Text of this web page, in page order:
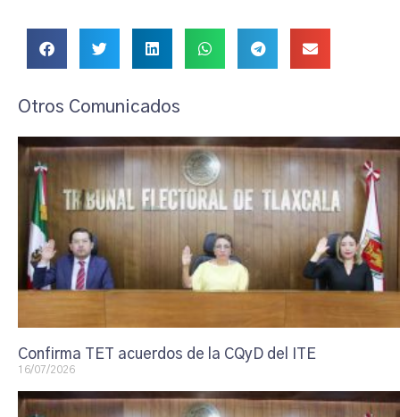
Otros Comunicados
Confirma TET acuerdos de la CQyD del ITE
16/07/2026